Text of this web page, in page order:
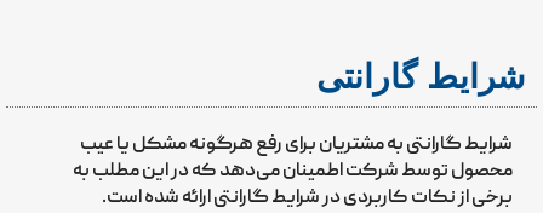
شرایط گارانتی
شرایط گارانتی به مشتریان برای رفع هرگونه مشکل یا عیب
محصول توسط شرکت اطمینان می‌دهد که در این مطلب به
برخی از نکات کاربردی در شرایط گارانتی ارائه شده است.